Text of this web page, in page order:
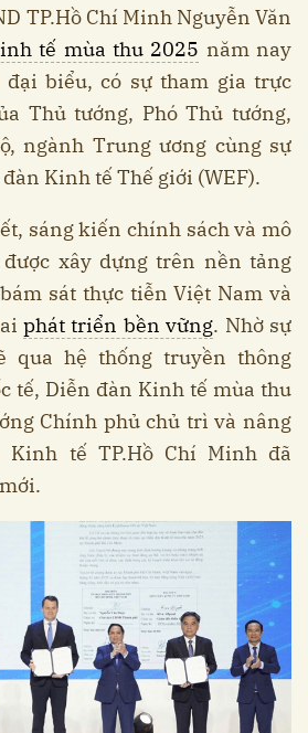
TP.Hồ Chí Minh Nguyễn Văn
tế mùa thu 2025 năm nay
biểu, có sự tham gia trực
Thủ tướng, Phó Thủ tướng,
ngành Trung ương cùng sự
Kinh tế Thế giới (WEF).
sáng kiến chính sách và mô
xây dựng trên nền tảng
sát thực tiễn Việt Nam và
phát triển bền vững. Nhờ sự
qua hệ thống truyền thông
tế, Diễn đàn Kinh tế mùa thu
Chính phủ chủ trì và nâng
tế TP.Hồ Chí Minh đã